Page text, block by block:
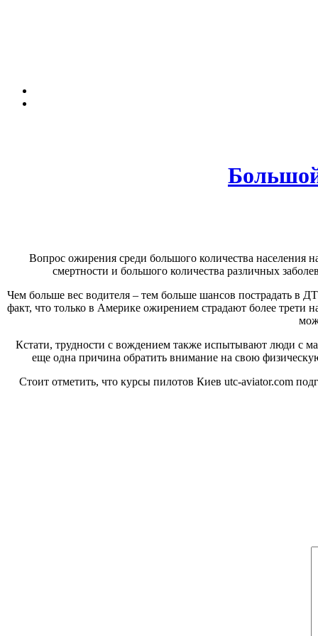
Вопрос ожирения среди большого количества населения
смертности и большого количества различных
Чем больше вес водителя – тем больше шансов пострадать в
факт, что только в Америке ожирением страдают более трети
Кстати, трудности с вождением также испытывают люди с
еще одна причина обратить внимание на свою
Стоит отметить, что курсы пилотов Киев utc-aviator.com